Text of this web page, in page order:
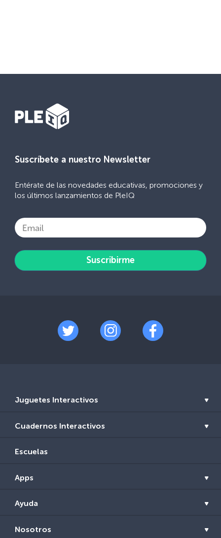
Suscríbete a nuestro Newsletter
Entérate de las novedades educativas, promociones y
los últimos lanzamientos de PleIQ
Email
Suscribirme
Juguetes Interactivos
Cuadernos Interactivos
Escuelas
Apps
Ayuda
Nosotros